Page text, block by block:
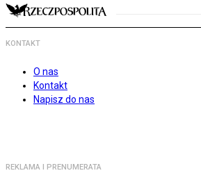
KONTAKT
O nas
Kontakt
Napisz do nas
REKLAMA I PRENUMERATA